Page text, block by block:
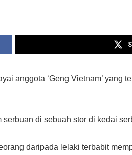
anggota ‘Geng Vietnam’ yang
di sebuah stor di kedai
daripada lelaki terbabit